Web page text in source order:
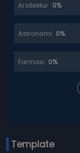
Arsitektur 0%
Astronomi 0%
Farmasi 0%
Template